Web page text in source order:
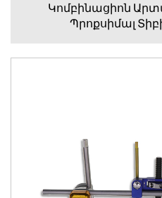
Կոմբինացիոն
Պրոքսիմալ